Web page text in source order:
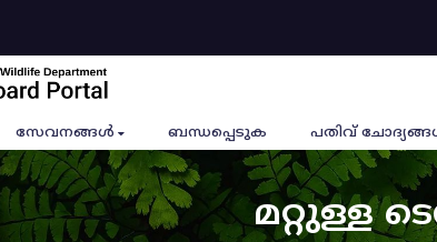
സേവനങ്ങൾ ബന്ധപ്പെടുക പതിവ്
മറ്റുള്ള